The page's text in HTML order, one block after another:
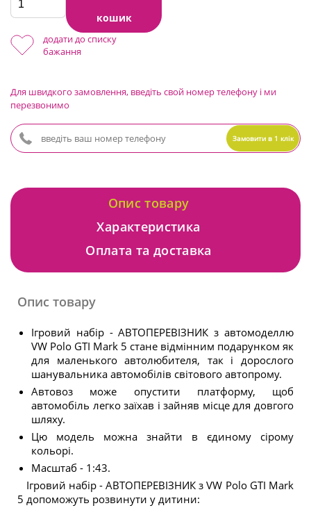
кошик
додати до списку
бажання
Для швидкого замовлення, введіть свой номер телефону і ми
перезвонимо
Замовити в 1 клік
Опис товару
Характеристика
Оплата та доставка
Опис товару
Ігровий набір - АВТОПЕРЕВІЗНИК з автомоделлю
VW Polo GTI Mark 5 стане відмінним подарунком як
для маленького автолюбителя, так і дорослого
шанувальника автомобілів світового автопрому.
Автовоз може опустити платформу, щоб
автомобіль легко заїхав і зайняв місце для довгого
шляху.
Цю модель можна знайти в єдиному сірому
кольорі.
Масштаб - 1:43.
Ігровий набір - АВТОПЕРЕВІЗНИК з VW Polo GTI Mark
5 допоможуть розвинути у дитини: